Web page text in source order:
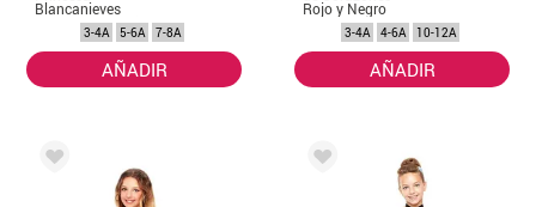
Blancanieves
Clásico para niña
3-4A 5-6A 7-8A
AÑADIR
Rojo y Negro
para niña
3-4A 4-6A 10-12A
AÑADIR